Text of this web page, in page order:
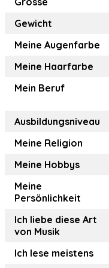
Gewicht
Meine Augenfarbe
Meine Haarfarbe
Mein Beruf
Ausbildungsniveau
Meine Religion
Meine Hobbys
Meine
Persönlichkeit
Ich liebe diese Art
von Musik
Ich lese meistens